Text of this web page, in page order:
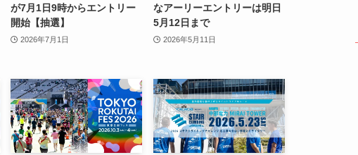
が7月1日9時からエントリー
開始【抽選】
2026年7月1日
なアーリーエントリーは明日
5月12日まで
2026年5月11日